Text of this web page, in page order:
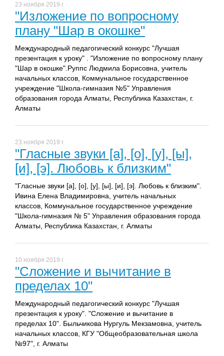
23 ноября 2019 г.
"Изложение по вопросному
плану "Шар в окошке"
Международный педагогический конкурс "Лучшая
презентация к уроку" . "Изложение по вопросному плану
"Шар в окошке".Руппс Людмила Борисовна, учитель
начальных классов, Коммунальное государственное
учреждение "Школа-гимназия №5" Управления
образования города Алматы, Республика Казахстан, г.
Алматы
23 ноября 2019 г.
"Гласные звуки [а], [о], [у], [ы],
[и], [э]. Любовь к близким"
"Гласные звуки [а], [о], [у], [ы], [и], [э]. Любовь к близким".
Ивина Елена Владимировна, учитель начальных
классов, Коммунальное государственное учреждение
"Школа-гимназия № 5" Управления образования города
Алматы, Республика Казахстан, г. Алматы
10 ноября 2019 г.
"Сложение и вычитание в
пределах 10"
Международный педагогический конкурс "Лучшая
презентация к уроку". "Сложение и вычитание в
пределах 10". Быльчикова Нургуль Мекзамовна, учитель
начальных классов, КГУ "Общеобразовательная школа
№97", г. Алматы